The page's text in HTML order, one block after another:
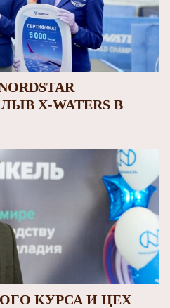
X‑WATERS В
КУРСА И ЦЕХ